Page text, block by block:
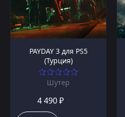
PAYDAY 3 для PS5
(Турция)
Шутер
4 490 ₽